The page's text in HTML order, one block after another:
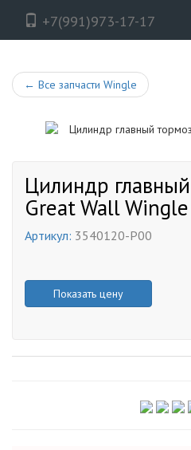
+7(991)973-17-17
← Все запчасти Wingle
Цилиндр
Great Wall Wingle
Артикул: 3540120-P00
Показать цену